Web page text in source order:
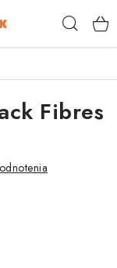
Fibres